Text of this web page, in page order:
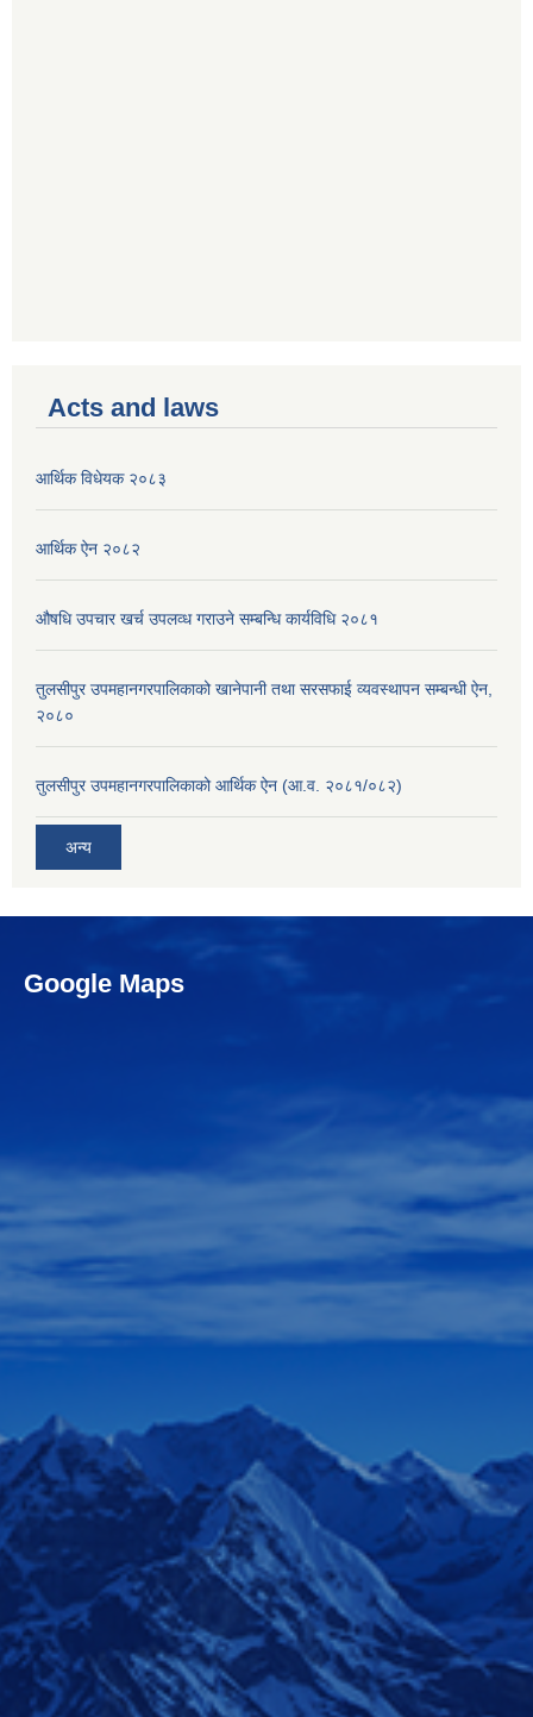
Acts and laws
आर्थिक विधेयक २०८३
आर्थिक ऐन २०८२
औषधि उपचार खर्च उपलव्ध गराउने सम्बन्धि कार्यविधि २०८१
तुलसीपुर उपमहानगरपालिकाको खानेपानी तथा सरसफाई व्यवस्थापन सम्बन्धी ऐन,
२०८०
तुलसीपुर उपमहानगरपालिकाको आर्थिक ऐन (आ.व. २०८१/०८२)
अन्य
Google Maps